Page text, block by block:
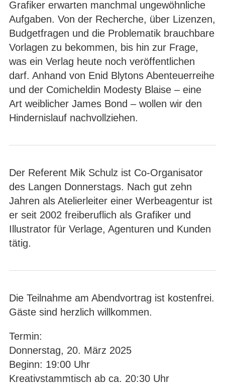
Grafiker erwarten manchmal ungewöhnliche
Aufgaben. Von der Recherche, über Lizenzen,
Budgetfragen und die Problematik brauchbare
Vorlagen zu bekommen, bis hin zur Frage,
was ein Verlag heute noch veröffentlichen
darf. Anhand von Enid Blytons Abenteuerreihe
und der Comicheldin Modesty Blaise – eine
Art weiblicher James Bond – wollen wir den
Hindernislauf nachvollziehen.
Der Referent Mik Schulz ist Co-Organisator
des Langen Donnerstags. Nach gut zehn
Jahren als Atelierleiter einer Werbeagentur ist
er seit 2002 freiberuflich als Grafiker und
Illustrator für Verlage, Agenturen und Kunden
tätig.
Die Teilnahme am Abendvortrag ist kostenfrei.
Gäste sind herzlich willkommen.
Termin:
Donnerstag, 20. März 2025
Beginn: 19:00 Uhr
Kreativstammtisch ab ca. 20:30 Uhr